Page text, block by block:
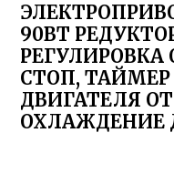
90ВТ
РЕГУЛИРОВКА
СТОП,
ДВИГАТЕЛЯ
ОХЛАЖДЕНИЕ